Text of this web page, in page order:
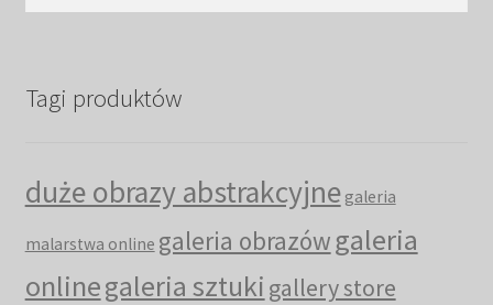
Tagi produktów
duże obrazy abstrakcyjne galeria
malarstwa online galeria obrazów galeria
onlinegaleria sztuki gallery store